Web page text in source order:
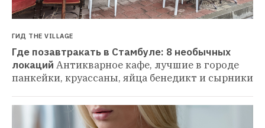
ГИД THE VILLAGE
Где позавтракать в Стамбуле: 8 необычных
локаций Антикварное кафе, лучшие в городе
панкейки, круассаны, яйца бенедикт и сырники